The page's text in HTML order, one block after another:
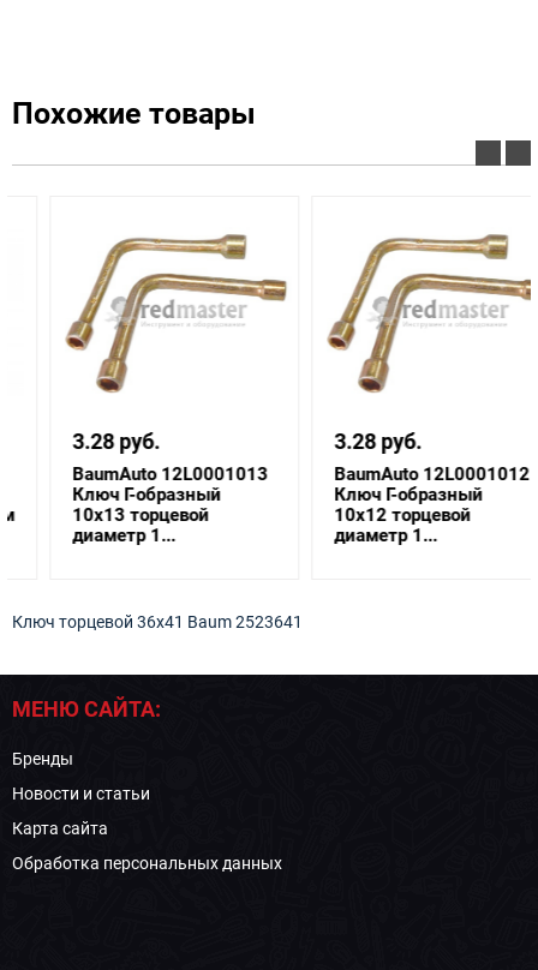
Похожие товары
3.28 руб.
BaumAuto 12L0001013
Ключ Г-образный
10х13 торцевой
диаметр 1...
3.28 руб.
BaumAuto 12L0001012
Ключ Г-образный
10х12 торцевой
диаметр 1...
Ключ торцевой 36х41 Baum 2523641
МЕНЮ САЙТА:
Бренды
Новости и статьи
Карта сайта
Обработка персональных данных